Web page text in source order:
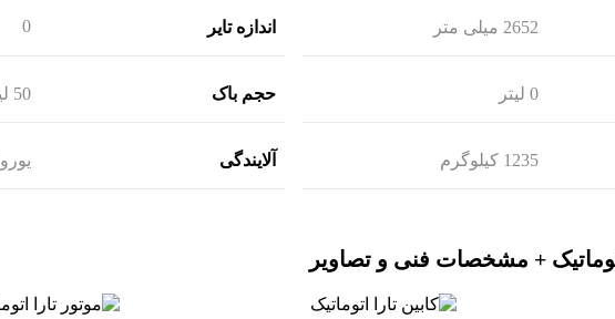
2652 میلی متر اندازه تایر 0
0 لیتر حجم باک 50 لیتر
1235 کیلوگرم آلایندگی یورو 5
+ مشخصات فنی و تصاویر